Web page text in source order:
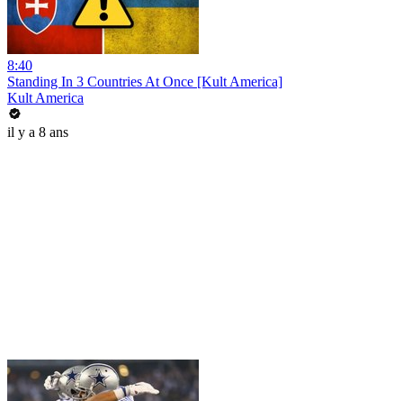
8:40
Standing In 3 Countries At Once [Kult America]
Kult America
il y a 8 ans